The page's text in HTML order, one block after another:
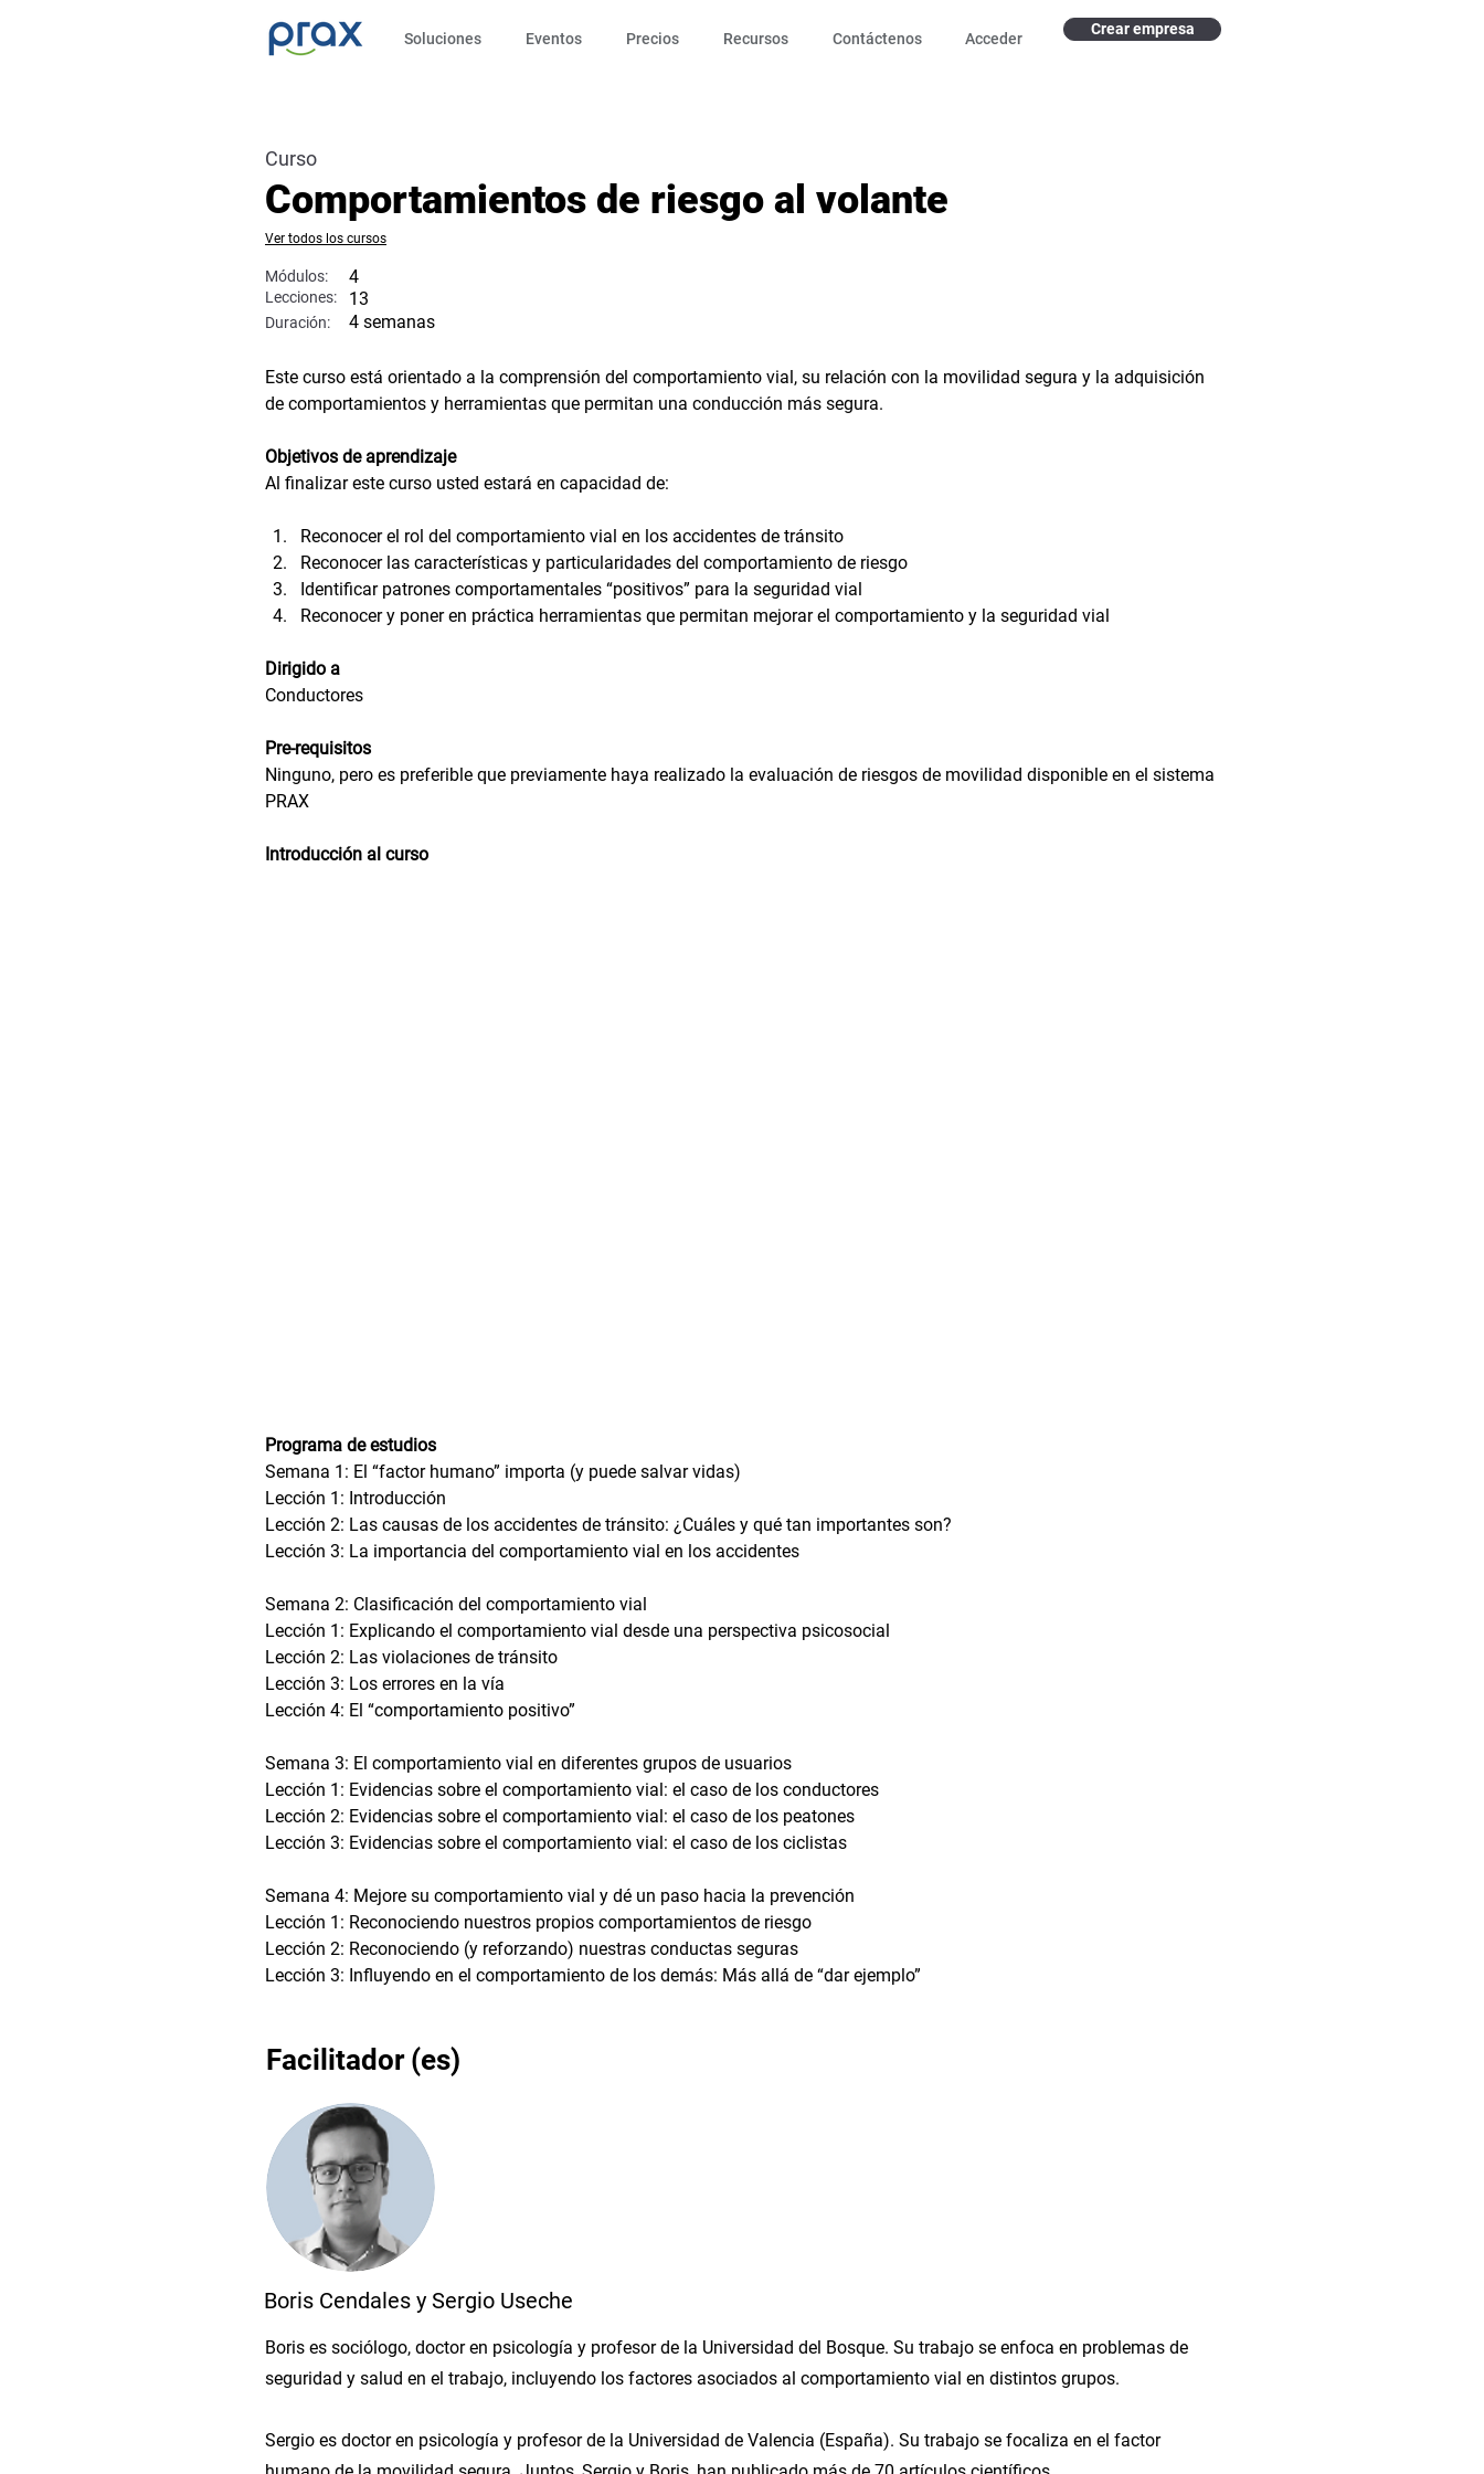
Soluciones Eventos Precios Recursos Contáctenos Acceder
Crear empresa
Curso
Comportamientos de riesgo al volante
Ver todos los cursos
Módulos: 4
Lecciones: 13
Duración: 4 semanas
Este curso está orientado a la comprensión del comportamiento vial, su relación con la movilidad segura y la adquisición
de comportamientos y herramientas que permitan una conducción más segura.
Objetivos de aprendizaje
Al finalizar este curso usted estará en capacidad de:
Reconocer el rol del comportamiento vial en los accidentes de tránsito
Reconocer las características y particularidades del comportamiento de riesgo
Identificar patrones comportamentales “positivos” para la seguridad vial
Reconocer y poner en práctica herramientas que permitan mejorar el comportamiento y la seguridad vial
Dirigido a
Conductores
Pre-requisitos
Ninguno, pero es preferible que previamente haya realizado la evaluación de riesgos de movilidad disponible en el sistema
PRAX
Introducción al curso
Programa de estudios
Semana 1: El “factor humano” importa (y puede salvar vidas)
Lección 1: Introducción
Lección 2: Las causas de los accidentes de tránsito: ¿Cuáles y qué tan importantes son?
Lección 3: La importancia del comportamiento vial en los accidentes
Semana 2: Clasificación del comportamiento vial
Lección 1: Explicando el comportamiento vial desde una perspectiva psicosocial
Lección 2: Las violaciones de tránsito
Lección 3: Los errores en la vía
Lección 4: El “comportamiento positivo”
Semana 3: El comportamiento vial en diferentes grupos de usuarios
Lección 1: Evidencias sobre el comportamiento vial: el caso de los conductores
Lección 2: Evidencias sobre el comportamiento vial: el caso de los peatones
Lección 3: Evidencias sobre el comportamiento vial: el caso de los ciclistas
Semana 4: Mejore su comportamiento vial y dé un paso hacia la prevención
Lección 1: Reconociendo nuestros propios comportamientos de riesgo
Lección 2: Reconociendo (y reforzando) nuestras conductas seguras
Lección 3: Influyendo en el comportamiento de los demás: Más allá de “dar ejemplo”
Facilitador (es)
Boris Cendales y Sergio Useche
Boris es sociólogo, doctor en psicología y profesor de la Universidad del Bosque. Su trabajo se enfoca en problemas de
seguridad y salud en el trabajo, incluyendo los factores asociados al comportamiento vial en distintos grupos.
Sergio es doctor en psicología y profesor de la Universidad de Valencia (España). Su trabajo se focaliza en el factor